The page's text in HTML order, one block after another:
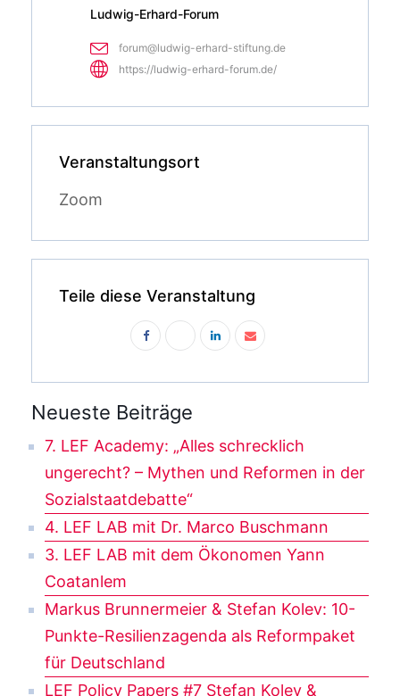
Ludwig-Erhard-Forum
forum@ludwig-erhard-stiftung.de
https://ludwig-erhard-forum.de/
Veranstaltungsort
Zoom
Teile diese Veranstaltung
Neueste Beiträge
7. LEF Academy: „Alles schrecklich
ungerecht? – Mythen und Reformen in der
Sozialstaatdebatte“
4. LEF LAB mit Dr. Marco Buschmann
3. LEF LAB mit dem Ökonomen Yann
Coatanlem
Markus Brunnermeier & Stefan Kolev: 10-
Punkte-Resilienzagenda als Reformpaket
für Deutschland
LEF Policy Papers #7 Stefan Kolev &